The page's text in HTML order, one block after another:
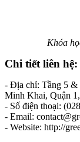
Khóa
Chi tiết liên hệ:
- Địa chỉ: Tầng 5 &
Minh Khai, Quận
- Số điện thoại:
- Email:
- Website: http://